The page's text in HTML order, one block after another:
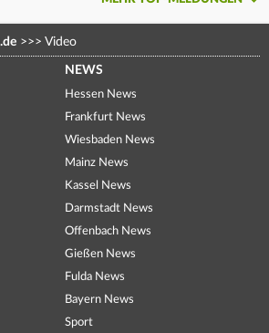
>>> Video
NEWS
Hessen News
Frankfurt News
Wiesbaden News
Mainz News
Kassel News
Darmstadt News
Offenbach News
Gießen News
Fulda News
Bayern News
Sport